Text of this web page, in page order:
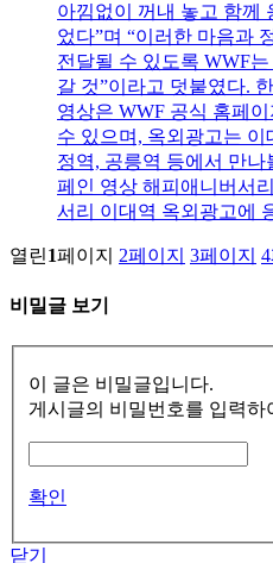
아낌없이 꺼내 놓고 함께
었다”며 “이러한 마음과
전달될 수 있도록 WWF
갈 것”이라고 덧붙였다.
영상은 WWF 공식 홈페
수 있으며, 옥외광고는
정역, 공릉역 등에서 만
페인 영상 해피애니버서
서리 이대역 옥외광고에
열린1페이지 2페이지 3페이지 4
비밀글 보기
이 글은 비밀글입니다.
게시글의 비밀번호를 입력하
확인
닫기